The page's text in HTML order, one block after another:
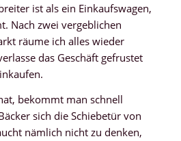
ist als ein Einkaufswagen,
Nach zwei vergeblichen
räume ich alles wieder
das Geschäft gefrustet
bekommt man schnell
sich die Schiebetür von
nämlich nicht zu denken,